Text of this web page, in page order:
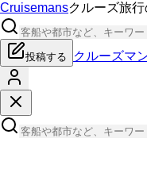
Cruisemansクルーズ旅
投稿する クルーズマ